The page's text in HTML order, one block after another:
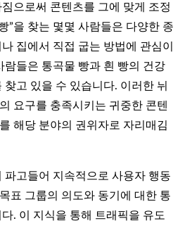
으로써 콘텐츠를 그에 맞게 조정
”을 찾는 몇몇 사람들은 다양한 종
집에서 직접 굽는 방법에 관심이
람들은 통곡물 빵과 흰 빵의 건강
고 있을 수 있습니다. 이러한 뉘
요구를 충족시키는 귀중한 콘텐
해당 분야의 권위자로 자리매김
파고들어 지속적으로 사용자 행동
표 그룹의 의도와 동기에 대한 통
. 이 지식을 통해 트래픽을 유도